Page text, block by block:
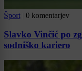
Šport | 0 komentarjev
Slavko Vinčić po
sodniško kariero